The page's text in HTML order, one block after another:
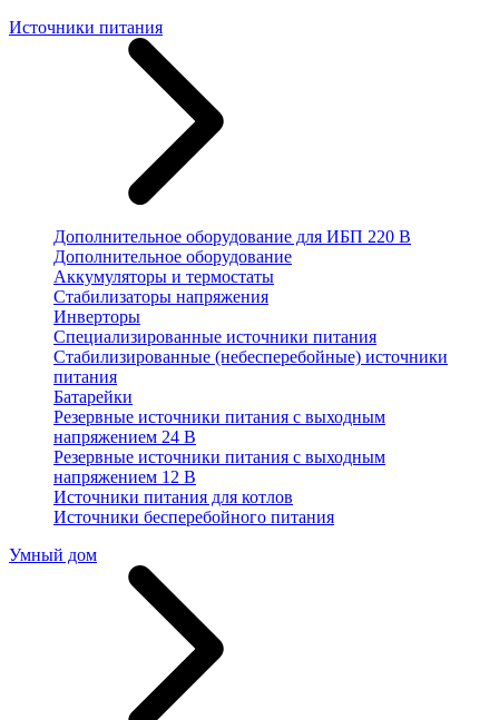
Источники питания
Дополнительное оборудование для ИБП 220 В
Дополнительное оборудование
Аккумуляторы и термостаты
Стабилизаторы напряжения
Инверторы
Специализированные источники питания
Стабилизированные (небесперебойные) источники
питания
Батарейки
Резервные источники питания с выходным
напряжением 24 В
Резервные источники питания с выходным
напряжением 12 В
Источники питания для котлов
Источники бесперебойного питания
Умный дом